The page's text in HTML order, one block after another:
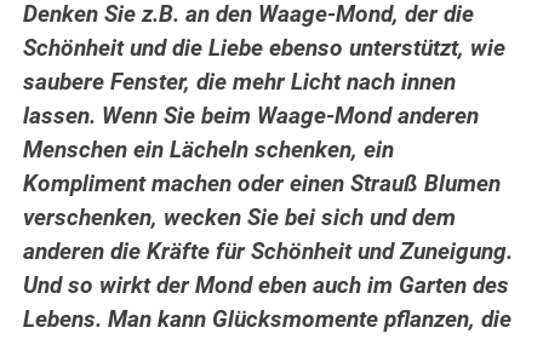
Denken Sie z.B. an den Waage-Mond, der die
Schönheit und die Liebe ebenso unterstützt, wie
saubere Fenster, die mehr Licht nach innen
lassen. Wenn Sie beim Waage-Mond anderen
Menschen ein Lächeln schenken, ein
Kompliment machen oder einen Strauß Blumen
verschenken, wecken Sie bei sich und dem
anderen die Kräfte für Schönheit und Zuneigung.
Und so wirkt der Mond eben auch im Garten des
Lebens. Man kann Glücksmomente pflanzen, die